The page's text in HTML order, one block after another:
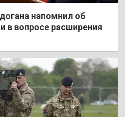
напомнил об
в вопросе расширения